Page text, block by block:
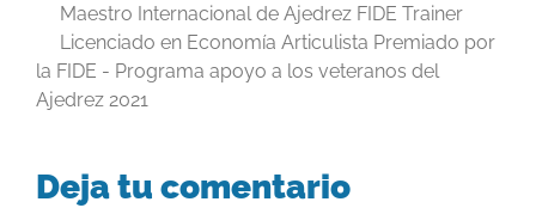
Maestro Internacional de Ajedrez FIDE Trainer
Licenciado en Economía Articulista Premiado por
la FIDE - Programa apoyo a los veteranos del
Ajedrez 2021
Deja tu comentario